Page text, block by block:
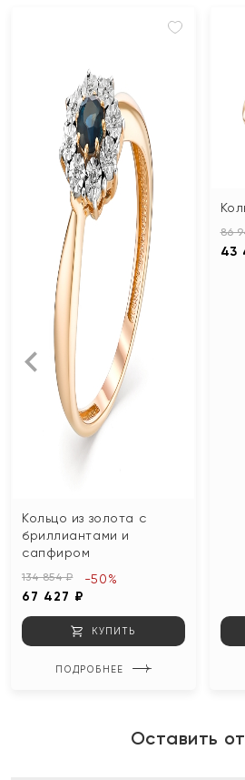
Кольцо из золота с
бриллиантами и
сапфиром
134 854 ₽
67 427 ₽
-50%
КУПИТЬ
ПОДРОБНЕЕ
86
43
Оставить